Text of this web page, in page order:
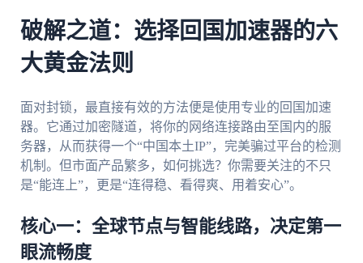
破解之道：选择回国加速器的六
大黄金法则
面对封锁，最直接有效的方法便是使用专业的回国加速
器。它通过加密隧道，将你的网络连接路由至国内的服
务器，从而获得一个“中国本土IP”，完美骗过平台的检测
机制。但市面产品繁多，如何挑选？你需要关注的不只
是“能连上”，更是“连得稳、看得爽、用着安心”。
核心一：全球节点与智能线路，决定第一
眼流畅度